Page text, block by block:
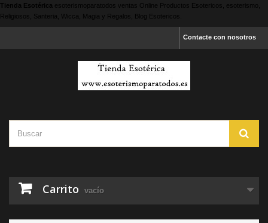
Tienda Esotérica esoterismoparatodos ventas Online Productos Esotericos, esoterismo,
Religiosos, Santeria, Wicca, Magia y Regalos, Blog Esotericos.
Contacte con nosotros
Carrito vacío